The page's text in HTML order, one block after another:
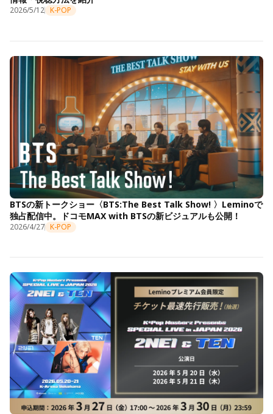
2026/5/12 K-POP
BTSの新トークショー〈BTS:The Best Talk Show! 〉Leminoで
独占配信中。ドコモMAX with BTSの新ビジュアルも公開！
2026/4/27 K-POP